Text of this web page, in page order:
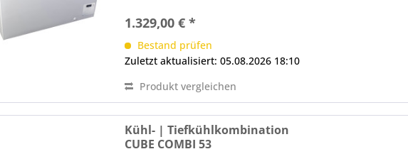
1.329,00 € *
Bestand prüfen
Zuletzt aktualisiert: 05.08.2026 18:10
Produkt vergleichen
Kühl- | Tiefkühlkombination
CUBE COMBI 53